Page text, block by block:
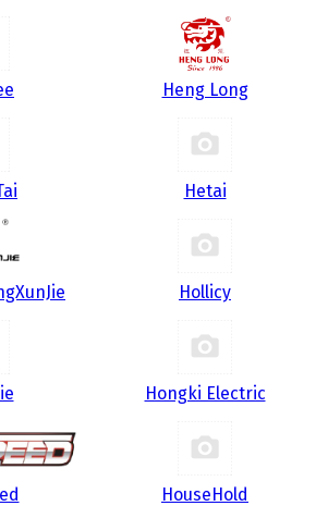
Heng Long
Hetai
Hollicy
Hongki Electric
HouseHold